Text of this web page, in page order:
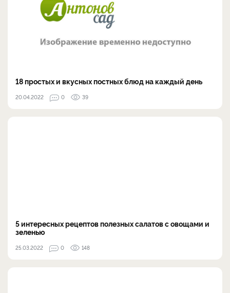
18 простых и вкусных постных блюд на каждый день
20.04.2022 0 39
5 интересных рецептов полезных салатов с овощами и
зеленью
25.03.2022 0 148